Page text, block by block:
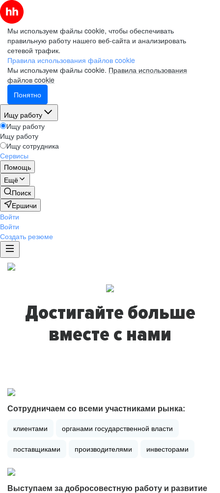
Мы используем файлы cookie, чтобы обеспечивать
правильную работу нашего веб-сайта и анализировать
сетевой трафик.
Правила использования файлов cookie
Мы используем файлы cookie. Правила использования
файлов cookie
Понятно
Ищу работу
Ищу работу
Ищу работу
Ищу сотрудника
Сервисы
Помощь
Ещё
Поиск
Ершичи
Войти
Войти
Создать резюме
Достигайте больше
вместе с нами
Сотрудничаем со всеми участниками рынка:
клиентами органами государственной власти
поставщиками производителями инвесторами
Выступаем за добросовестную работу и развитие